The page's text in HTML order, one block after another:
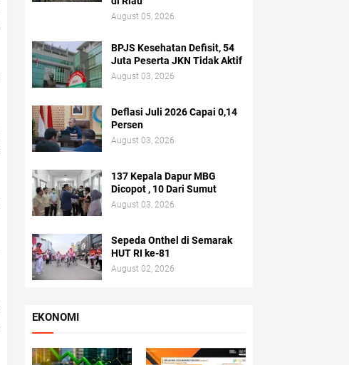
August 05, 2026
BPJS Kesehatan Defisit, 54
Juta Peserta JKN Tidak Aktif
August 03, 2026
Deflasi Juli 2026 Capai 0,14
Persen
August 03, 2026
137 Kepala Dapur MBG
Dicopot , 10 Dari Sumut
August 03, 2026
Sepeda Onthel di Semarak
HUT RI ke-81
August 02, 2026
EKONOMI